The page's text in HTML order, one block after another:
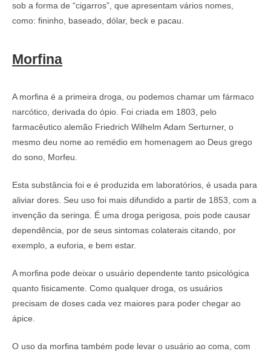
sob a forma de “cigarros”, que apresentam vários nomes,
como: fininho, baseado, dólar, beck e pacau.
Morfina
A morfina é a primeira droga, ou podemos chamar um fármaco
narcótico, derivada do ópio. Foi criada em 1803, pelo
farmacêutico alemão Friedrich Wilhelm Adam Serturner, o
mesmo deu nome ao remédio em homenagem ao Deus grego
do sono, Morfeu.
Esta substância foi e é produzida em laboratórios, é usada para
aliviar dores. Seu uso foi mais difundido a partir de 1853, com a
invenção da seringa. É uma droga perigosa, pois pode causar
dependência, por de seus sintomas colaterais citando, por
exemplo, a euforia, e bem estar.
A morfina pode deixar o usuário dependente tanto psicológica
quanto fisicamente. Como qualquer droga, os usuários
precisam de doses cada vez maiores para poder chegar ao
ápice.
O uso da morfina também pode levar o usuário ao coma, com